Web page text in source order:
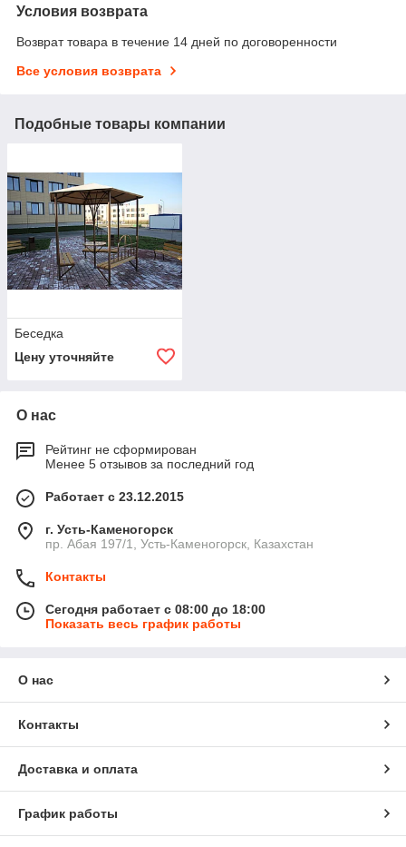
Условия возврата
Возврат товара в течение 14 дней по договоренности
Все условия возврата
Подобные товары компании
Беседка
Цену уточняйте
О нас
Рейтинг не сформирован
Менее 5 отзывов за последний год
Работает с 23.12.2015
г. Усть-Каменогорск
пр. Абая 197/1, Усть-Каменогорск, Казахстан
Контакты
Сегодня работает с 08:00 до 18:00
Показать весь график работы
О нас
Контакты
Доставка и оплата
График работы